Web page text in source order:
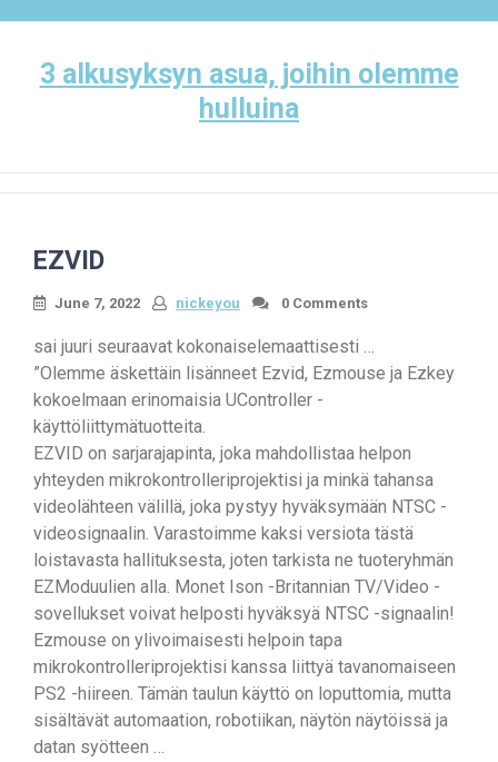
content3 alkusyksyn asua, joihin olemme
hulluina
EZVID
June 7, 2022 nickeyou 0 Comments
sai juuri seuraavat kokonaiselemaattisesti …
”Olemme äskettäin lisänneet Ezvid, Ezmouse ja Ezkey
kokoelmaan erinomaisia ​​UController -
käyttöliittymätuotteita.
EZVID on sarjarajapinta, joka mahdollistaa helpon
yhteyden mikrokontrolleriprojektisi ja minkä tahansa
videolähteen välillä, joka pystyy hyväksymään NTSC -
videosignaalin. Varastoimme kaksi versiota tästä
loistavasta hallituksesta, joten tarkista ne tuoteryhmän
EZModuulien alla. Monet Ison -Britannian TV/Video -
sovellukset voivat helposti hyväksyä NTSC -signaalin!
Ezmouse on ylivoimaisesti helpoin tapa
mikrokontrolleriprojektisi kanssa liittyä tavanomaiseen
PS2 -hiireen. Tämän taulun käyttö on loputtomia, mutta
sisältävät automaation, robotiikan, näytön näytöissä ja
datan syötteen …